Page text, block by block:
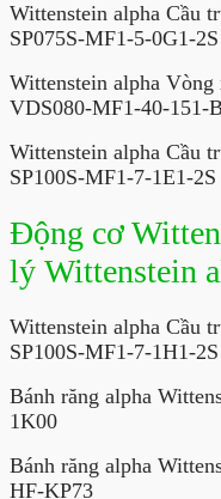
Wittenstein alpha Cầu
SP075S-MF1-5-0G1-
Wittenstein alpha Vòng
VDS080-MF1-40-151-
Wittenstein alpha Cầu
SP100S-MF1-7-1E1-
Động cơ
lý Wittenstein
Wittenstein alpha Cầu
SP100S-MF1-7-1H1-2S
Bánh răng alpha
1K00
Bánh răng alpha
HF-KP73